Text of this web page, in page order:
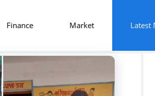
Finance Market Latest